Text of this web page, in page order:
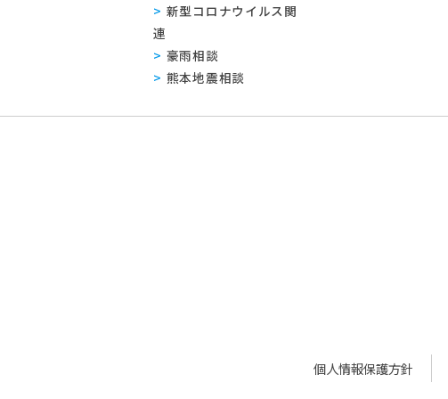
新型コロナウイルス関
連
豪雨相談
熊本地震相談
個人情報保護方針